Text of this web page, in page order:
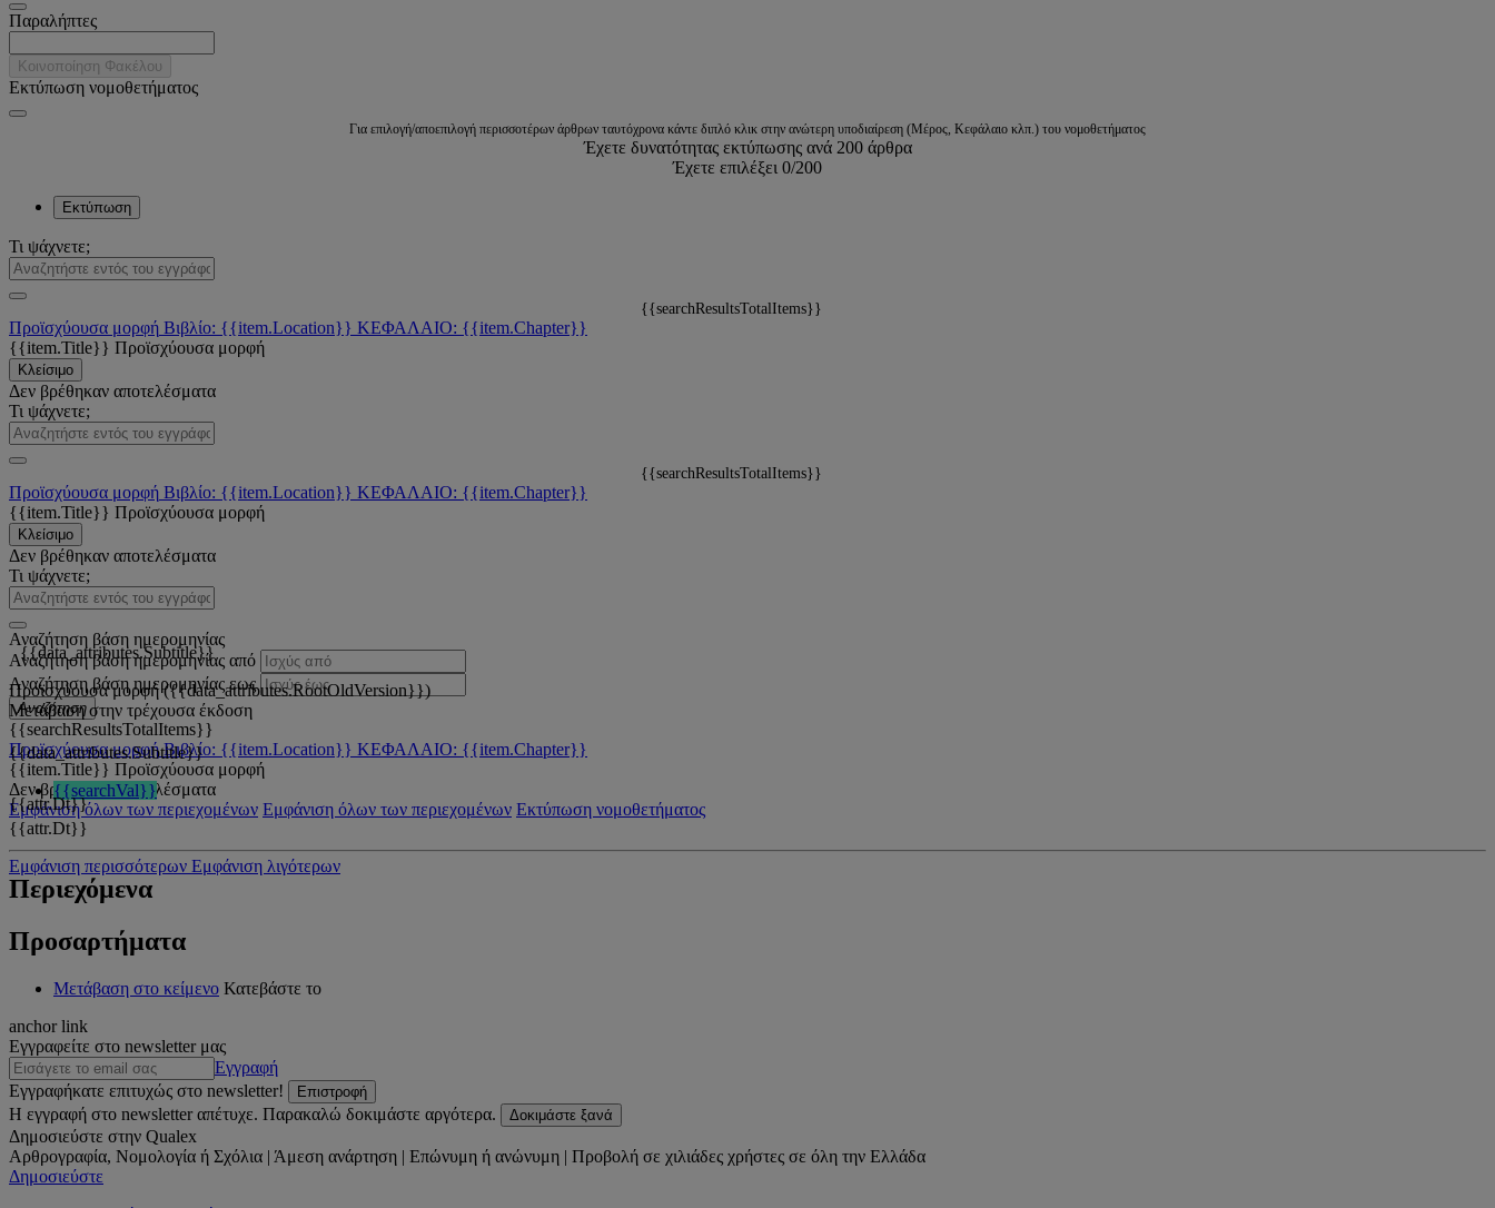
Παραλήπτες
Κοινοποίηση Φακέλου
Εκτύπωση νομοθετήματος
Για επιλογή/αποεπιλογή περισσοτέρων άρθρων ταυτόχρονα κάντε διπλό κλικ στην ανώτερη υποδιαίρεση (Μέρος, Κεφάλαιο κλπ.) του νομοθετήματος
Έχετε δυνατότητας εκτύπωσης ανά 200 άρθρα
Έχετε επιλέξει 0/200
Εκτύπωση
Τι ψάχνετε;
{{searchResultsTotalItems}}
Προϊσχύουσα μορφή Βιβλίο: {{item.Location}} ΚΕΦΑΛΑΙΟ: {{item.Chapter}}
{{item.Title}} Προϊσχύουσα μορφή
Κλείσιμο
Δεν βρέθηκαν αποτελέσματα
Τι ψάχνετε;
{{searchResultsTotalItems}}
Προϊσχύουσα μορφή Βιβλίο: {{item.Location}} ΚΕΦΑΛΑΙΟ: {{item.Chapter}}
{{item.Title}} Προϊσχύουσα μορφή
Κλείσιμο
Δεν βρέθηκαν αποτελέσματα
Τι ψάχνετε;
Αναζήτηση βάση ημερομηνίας
Αναζήτηση βάση ημερομηνίας από
Αναζήτηση βάση ημερομηνίας εως
Αναζήτηση
{{searchResultsTotalItems}}
Προϊσχύουσα μορφή Βιβλίο: {{item.Location}} ΚΕΦΑΛΑΙΟ: {{item.Chapter}}
{{item.Title}} Προϊσχύουσα μορφή
Δεν βρέθηκαν αποτελέσματα
Εμφάνιση όλων των περιεχομένων Εμφάνιση όλων των περιεχομένων Εκτύπωση νομοθετήματος
{{data_attributes.Subtitle}}
Προϊσχύουσα μορφή ({{data_attributes.RootOldVersion}})
Μετάβαση στην τρέχουσα έκδοση
{{data_attributes.Subtitle}}
{{searchVal}}
{{attr.Dt}}
Εμφάνιση περισσότερων Εμφάνιση λιγότερων
{{attr.Dt}}
Περιεχόμενα
Προσαρτήματα
Μετάβαση στο κείμενο Κατεβάστε το
anchor link
Εγγραφείτε στο newsletter μας
Εγγραφή
Εγγραφήκατε επιτυχώς στο newsletter!
Επιστροφή
Η εγγραφή στο newsletter απέτυχε. Παρακαλώ δοκιμάστε αργότερα. Δοκιμάστε ξανά
Δημοσιεύστε στην Qualex
Αρθρογραφία, Νομολογία ή Σχόλια | Άμεση ανάρτηση | Επώνυμη ή ανώνυμη | Προβολή σε χιλιάδες χρήστες σε όλη την Ελλάδα
Δημοσιεύστε